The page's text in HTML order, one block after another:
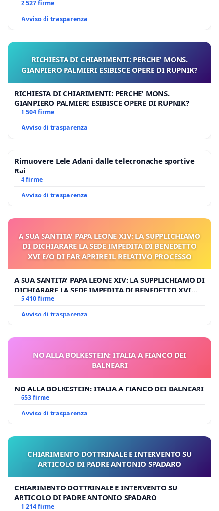
GAMBETTI
2 527 firme
Avviso di trasparenza
RICHIESTA DI CHIARIMENTI: PERCHE' MONS.
GIANPIERO PALMIERI ESIBISCE OPERE DI RUPNIK?
RICHIESTA DI CHIARIMENTI: PERCHE' MONS.
GIANPIERO PALMIERI ESIBISCE OPERE DI RUPNIK?
1 504 firme
Avviso di trasparenza
Rimuovere Lele Adani dalle telecronache sportive
Rai
4 firme
Avviso di trasparenza
A SUA SANTITA' PAPA LEONE XIV: LA SUPPLICHIAMO
DI DICHIARARE LA SEDE IMPEDITA DI BENEDETTO
XVI E/O DI FAR APRIRE IL RELATIVO PROCESSO
A SUA SANTITA' PAPA LEONE XIV: LA SUPPLICHIAMO DI
DICHIARARE LA SEDE IMPEDITA DI BENEDETTO XVI
E/O DI FAR APRIRE IL RELATIVO PROCESSO
5 410 firme
Avviso di trasparenza
NO ALLA BOLKESTEIN: ITALIA A FIANCO DEI
BALNEARI
NO ALLA BOLKESTEIN: ITALIA A FIANCO DEI BALNEARI
653 firme
Avviso di trasparenza
CHIARIMENTO DOTTRINALE E INTERVENTO SU
ARTICOLO DI PADRE ANTONIO SPADARO
CHIARIMENTO DOTTRINALE E INTERVENTO SU
ARTICOLO DI PADRE ANTONIO SPADARO
1 214 firme